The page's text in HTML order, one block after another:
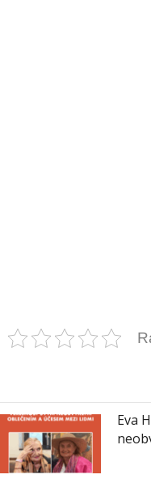
Eva